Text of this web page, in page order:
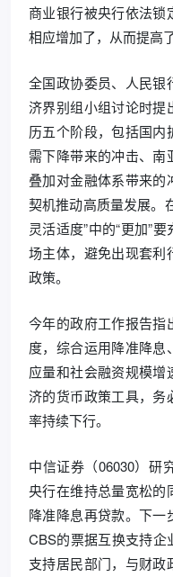
商业银行被央行依法锁
相应增加了，从而提高
全国政协委员、人民银
济界别组小组讨论时提
历五个阶段，包括国
需下降带来的冲击、
叠加对金融体系带来的
契机推动高质量发展。
灵活适度”中的“更加”
场主体，避免出现套利
政策。
今年的政府工作报告指
度，综合运用降准降
应量和社会融资规模
济的货币政策工具，务
率持续下行。
中信证券（06030）研
央行在维持总量宽松的
降准降息再贷款。下一
CBS的票据互换支持
支持居民部门，与财政